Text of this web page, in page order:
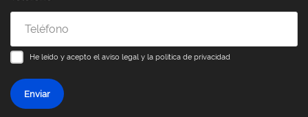
He leído y acepto el aviso legal y la política de privacidad
Enviar